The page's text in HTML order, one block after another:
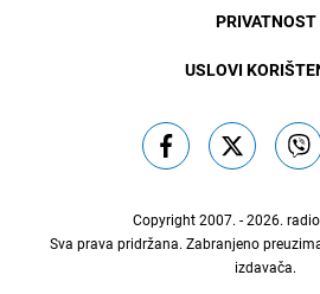
PRIVATNOST
USLOVI
Copyright 2007. - 2026.
Sva prava pridržana. Zabranjeno
izdavača.